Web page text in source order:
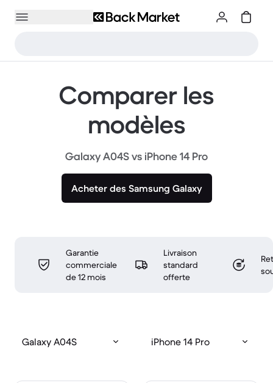
Comparer les
modèles
Galaxy A04S vs iPhone 14 Pro
Acheter des Samsung Galaxy
Garantie
commerciale
de 12 mois
Livraison
standard
offerte
Galaxy A04S iPhone 14 Pro